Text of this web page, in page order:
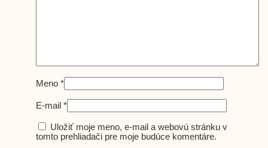
Meno *
E-mail *
Uložiť moje meno, e-mail a webovú stránku v
tomto prehliadači pre moje budúce komentáre.